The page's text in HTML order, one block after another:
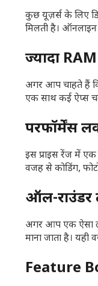
कुछ यूज़र्स के लिए
मिलती है।
ज्यादा
अगर आप चाहते हैं
एक साथ कई ऐप्स
परफॉर्मेंस
इस प्राइस रेंज में
वजह से कोडिंग,
ऑल-राउंडर
अगर आप एक ऐसा
माना जाता है।
Feature